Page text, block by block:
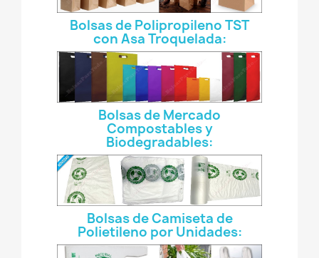
Bolsas de Polipropileno TST
con Asa Troquelada:
Bolsas de Mercado
Compostables y
Biodegradables:
Bolsas de Camiseta de
Polietileno por Unidades: